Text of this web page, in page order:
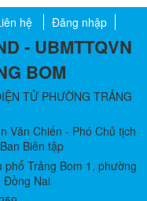
hệ Đăng nhập
- UBMTTQVN
BOM
TỬ PHƯỜNG TRẢNG
Văn Chiến - Phó Chủ tịch
Biên tập
Trảng Bom 1, phường
Đồng Nai